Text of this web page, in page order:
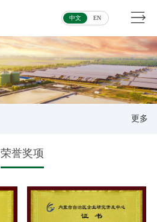
中文 EN
更多
荣誉奖项